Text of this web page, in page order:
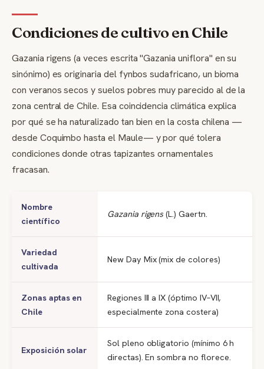
Condiciones de cultivo en Chile
Gazania rigens (a veces escrita "Gazania uniflora" en su
sinónimo) es originaria del fynbos sudafricano, un bioma
con veranos secos y suelos pobres muy parecido al de la
zona central de Chile. Esa coincidencia climática explica
por qué se ha naturalizado tan bien en la costa chilena —
desde Coquimbo hasta el Maule— y por qué tolera
condiciones donde otras tapizantes ornamentales
fracasan.
Nombre
científico
Gazania rigens (L.) Gaertn.
Variedad
cultivada
New Day Mix (mix de colores)
Zonas aptas en
Chile
Regiones III a IX (óptimo IV–VII,
especialmente zona costera)
Exposición solar
Sol pleno obligatorio (mínimo 6 h
directas). En sombra no florece.